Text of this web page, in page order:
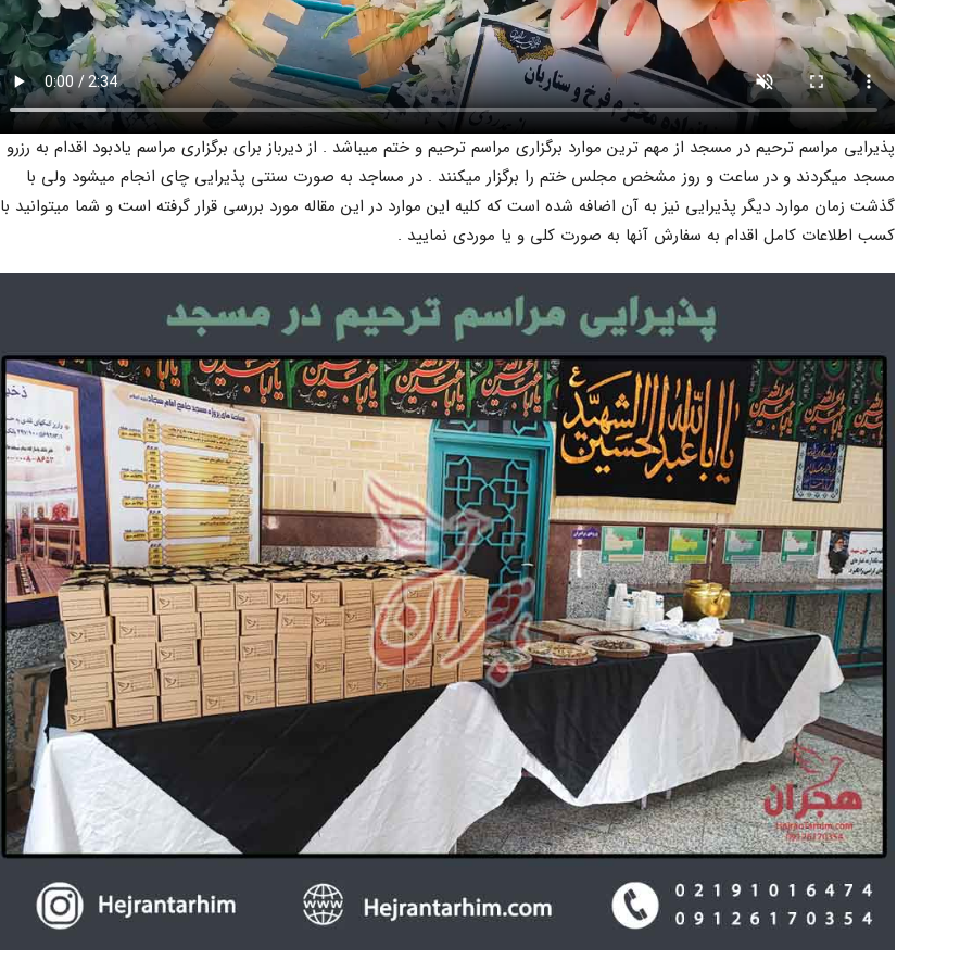
پذیرایی مراسم ترحیم در مسجد از مهم ترین موارد برگزاری مراسم ترحیم و ختم میباشد . از دیرباز برای برگزاری مراسم یادبود اقدام به رزرو
مسجد میکردند و در ساعت و روز مشخص مجلس ختم را برگزار میکنند . در مساجد به صورت سنتی پذیرایی چای انجام میشود ولی با
گذشت زمان موارد دیگر پذیرایی نیز به آن اضافه شده است که کلیه این موارد در این مقاله مورد بررسی قرار گرفته است و شما میتوانید با
کسب اطلاعات کامل اقدام به سفارش آنها به صورت کلی و یا موردی نمایید .